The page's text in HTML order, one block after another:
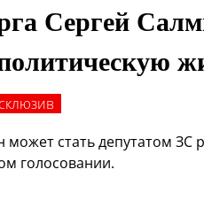
Сергей
может стать депутатом ЗС
голосовании.